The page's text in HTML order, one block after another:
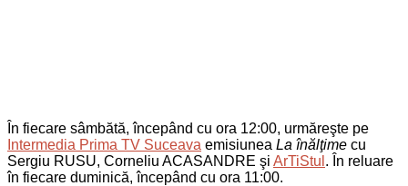
În fiecare sâmbătă, începând cu ora 12:00, urmăreşte pe
Intermedia Prima TV Suceava emisiunea La înălţime cu
Sergiu RUSU, Corneliu ACASANDRE şi ArTiStul . În reluare
în fiecare duminică, începând cu ora 11:00.